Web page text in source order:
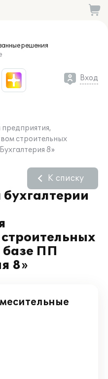
решения
Вход
строительных
8»
базе ПП
8»
К списку